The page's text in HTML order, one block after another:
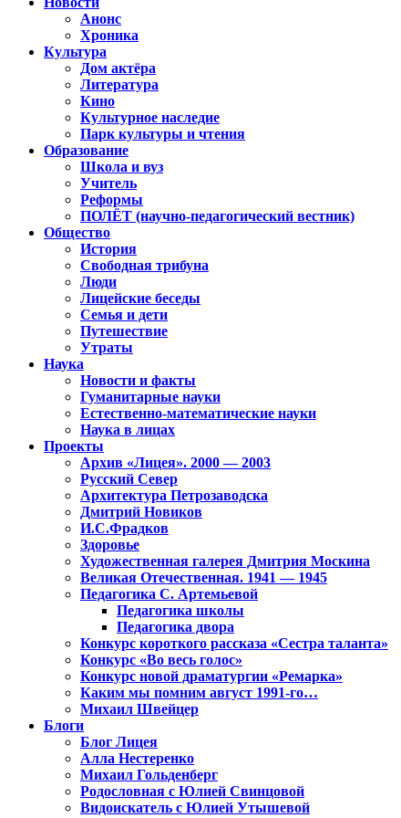
Анонс
Хроника
Культура
Дом актёра
Литература
Кино
Культурное наследие
Парк культуры и чтения
Образование
Школа и вуз
Учитель
Реформы
ПОЛЁТ (научно-педагогический вестник)
Общество
История
Свободная трибуна
Люди
Лицейские беседы
Семья и дети
Путешествие
Утраты
Наука
Новости и факты
Гуманитарные науки
Естественно-математические науки
Наука в лицах
Проекты
Архив «Лицея». 2000 — 2003
Русский Север
Архитектура Петрозаводска
Дмитрий Новиков
И.С.Фрадков
Здоровье
Художественная галерея Дмитрия Москина
Великая Отечественная. 1941 — 1945
Педагогика С. Артемьевой
Педагогика школы
Педагогика двора
Конкурс короткого рассказа «Сестра таланта»
Конкурс «Во весь голос»
Конкурс новой драматургии «Ремарка»
Каким мы помним август 1991-го…
Михаил Швейцер
Блоги
Блог Лицея
Алла Нестеренко
Михаил Гольденберг
Родословная с Юлией Свинцовой
Видоискатель с Юлией Утышевой